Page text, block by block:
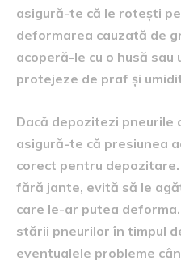
asigură-te că le rotești
deformarea cauzată de
acoperă-le cu o husă sau
protejeze de praf și
Dacă depozitezi pneurile
asigură-te că presiunea
corect pentru
fără jante, evită să le
care le-ar putea
stării pneurilor în timpul
eventualele probleme